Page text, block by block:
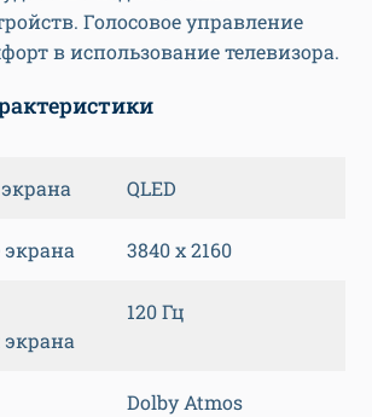
Голосовое управление
в использование телевизора.
QLED
3840 x 2160
120 Гц
Dolby Atmos